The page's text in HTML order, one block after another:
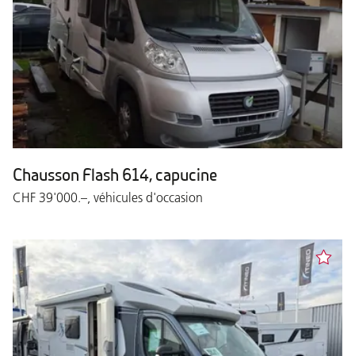
Chausson Flash 614, capucine
CHF 39'000.–, véhicules d'occasion